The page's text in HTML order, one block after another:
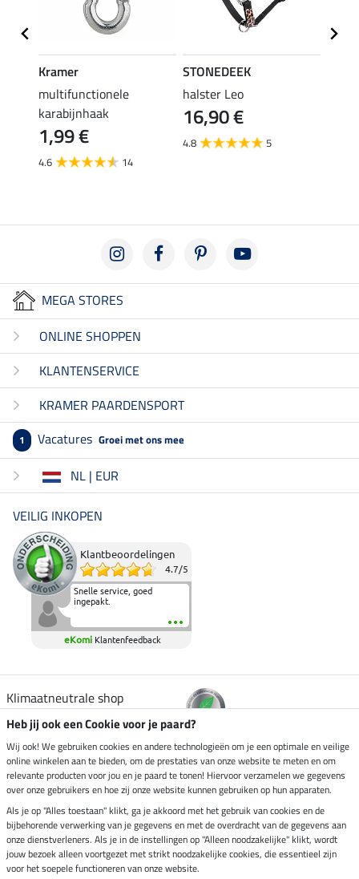
Kramer
multifunctionele
karabijnhaak
1,99 €
4.6 14
STONEDEEK
halster Leo
16,90 €
4.8 5
MEGA STORES
ONLINE SHOPPEN
KLANTENSERVICE
KRAMER PAARDENSPORT
1 Vacatures Groei met ons mee
NL | EUR
VEILIG INKOPEN
Klantbeoordelingen
4.7/5
Snelle service, goed
ingepakt.
eKomi Klantenfeedback
Klimaatneutrale shop
Verzending per
Veilig betalen met
Impressum
Heb jij ook een Cookie voor je paard?
Wij ook! We gebruiken cookies en andere technologieën om je een optimale en veilige
online winkelen aan te bieden, om de prestaties van onze website te meten en om
relevante producten voor jou en je paard te tonen! Hiervoor verzamelen we gegevens
over onze gebruikers en hoe zij onze website kunnen gebruiken op hun apparaten.
Als je op "Alles toestaan" klikt, ga je akkoord met het gebruik van cookies en de
bijbehorende verwerking van je gegevens en met de overdracht van de gegevens aan
onze dienstverleners. Als je in de instellingen op "Alleen noodzakelijke" klikt, wordt
jouw bezoek alleen voortgezet met strikt noodzakelijke cookies, die essentieel zijn
voor het soepele functioneren van onze website.